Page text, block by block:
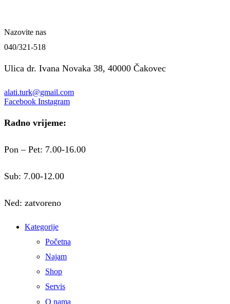
Nazovite nas
040/321-518
Ulica dr. Ivana Novaka 38, 40000 Čakovec
alati.turk@gmail.com
Facebook Instagram
Radno vrijeme:
Pon – Pet: 7.00-16.00
Sub: 7.00-12.00
Ned: zatvoreno
Kategorije
Početna
Najam
Shop
Servis
O nama